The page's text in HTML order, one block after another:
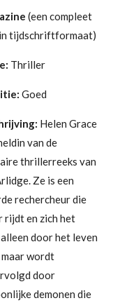
(een compleet
tijdschriftformaat)
Thriller
Goed
Helen Grace
van de
thrillerreeks van
Ze is een
rechercheur die
rijdt en zich het
door het leven
wordt
door
demonen die